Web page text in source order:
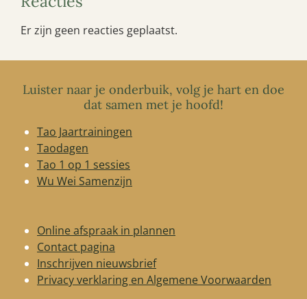
Er zijn geen reacties geplaatst.
Luister naar je onderbuik, volg je hart en doe
dat samen met je hoofd!
Tao Jaartrainingen
Taodagen
Tao 1 op 1 sessies
Wu Wei Samenzijn
Online afspraak in plannen
Contact pagina
Inschrijven nieuwsbrief
Privacy verklaring en Algemene Voorwaarden